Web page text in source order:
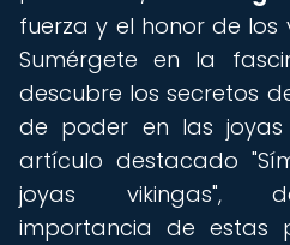
fuerza y el honor de los
Sumérgete en la
descubre los secretos
de poder en las joyas
artículo destacado
joyas vikingas",
importancia de estas